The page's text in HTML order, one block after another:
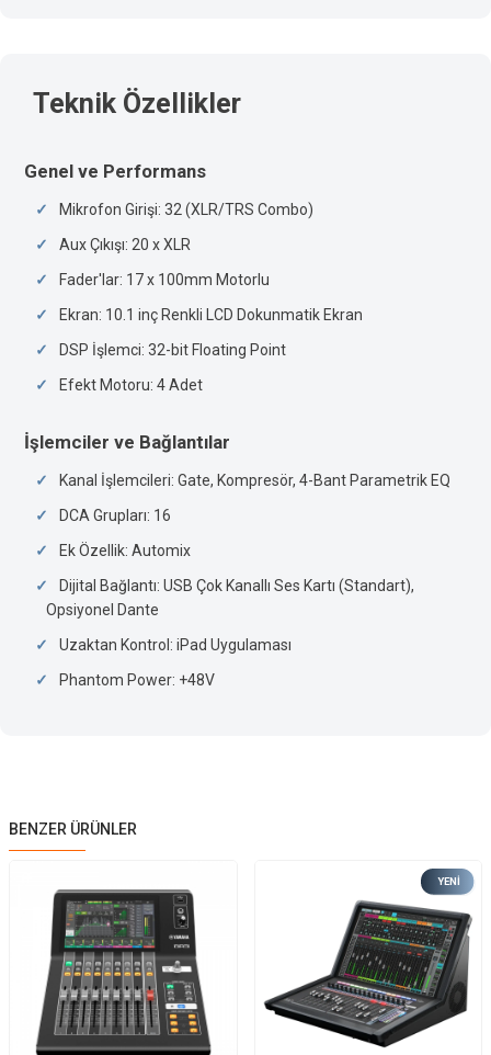
Teknik Özellikler
Genel ve Performans
Mikrofon Girişi: 32 (XLR/TRS Combo)
Aux Çıkışı: 20 x XLR
Fader'lar: 17 x 100mm Motorlu
Ekran: 10.1 inç Renkli LCD Dokunmatik Ekran
DSP İşlemci: 32-bit Floating Point
Efekt Motoru: 4 Adet
İşlemciler ve Bağlantılar
Kanal İşlemcileri: Gate, Kompresör, 4-Bant Parametrik EQ
DCA Grupları: 16
Ek Özellik: Automix
Dijital Bağlantı: USB Çok Kanallı Ses Kartı (Standart),
Opsiyonel Dante
Uzaktan Kontrol: iPad Uygulaması
Phantom Power: +48V
BENZER ÜRÜNLER
YENI